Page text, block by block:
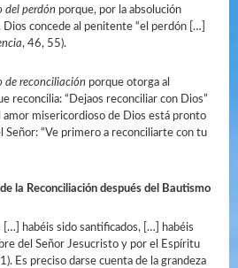
del perdón porque, por la absolución
concede al penitente “el perdón […]
, 46, 55).
de reconciliación porque otorga al
reconcilia: “Dejaos reconciliar con Dios”
amor misericordioso de Dios está pronto
Señor: “Ve primero a reconciliarte con tu
la Reconciliación después del Bautismo
[…] habéis sido santificados, […] habéis
del Señor Jesucristo y por el Espíritu
Es preciso darse cuenta de la grandeza